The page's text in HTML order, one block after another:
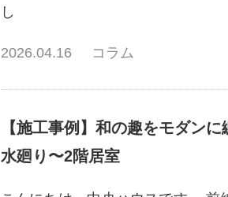
し
2026.04.16 コラム
【施工事例】和の趣をモダン
水廻り〜2階居室